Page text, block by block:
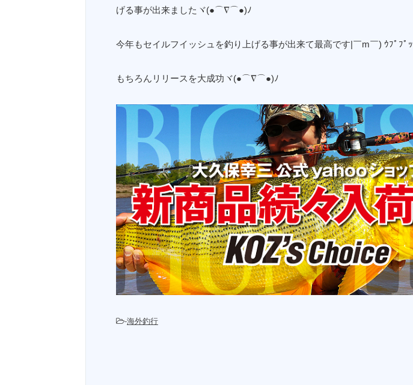
げる事が出来ましたヾ(●⌒∇⌒●)ﾉ
今年もセイルフイッシュを釣り上げる事が出来て最高です|￣m￣) ｳﾌﾟﾌﾟｯ
もちろんリリースを大成功ヾ(●⌒∇⌒●)ﾉ
-海外釣行